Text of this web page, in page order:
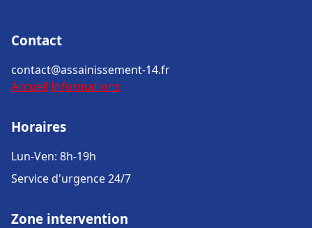
Contact
contact@assainissement-14.fr
Accueil Informations
Horaires
Lun-Ven: 8h-19h
Service d'urgence 24/7
Zone intervention